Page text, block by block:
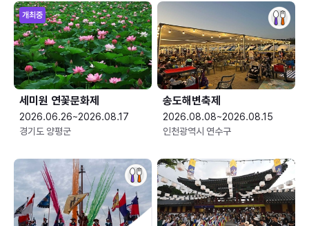
개최중
세미원 연꽃문화제
2026.06.26~2026.08.17
경기도 양평군
송도해변축제
2026.08.08~2026.08.15
인천광역시 연수구